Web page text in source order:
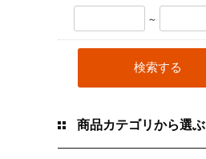
～
商品カテゴリから選ぶ